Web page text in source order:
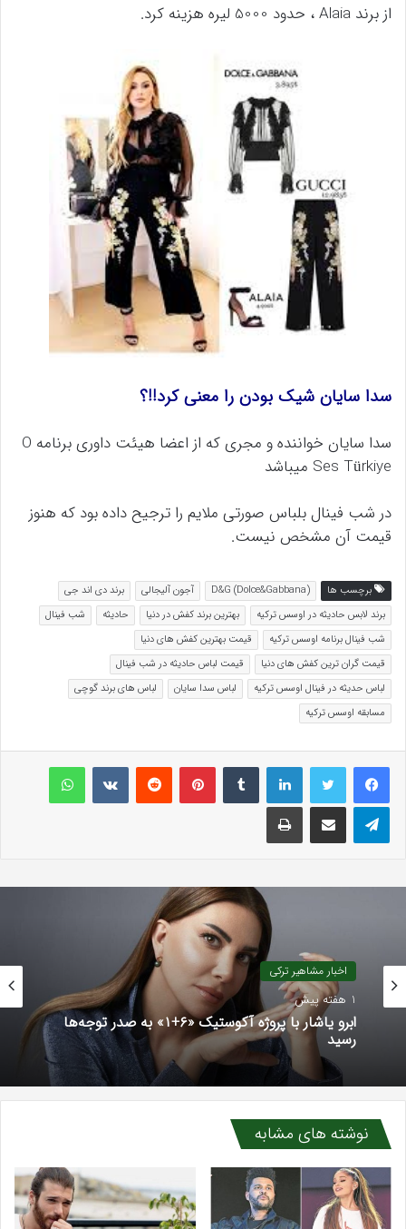
از برند Alaia ، حدود 5000 لیره هزینه کرد.
سدا سایان شیک بودن را معنی کرد!!؟
سدا سایان خواننده و مجری که از اعضا هیئت داوری برنامه O
Ses Türkiye میباشد
در شب فینال بلباس صورتی ملایم را ترجیح داده بود که هنوز
قیمت آن مشخص نیست.
برچسب ها D&G (Dolce&Gabbana) آجون آلیجالی
برند دی اند جی
برند لابس حادیثه در اوسس ترکیه
بهترین برند کفش در دنیا حادیثه
شب فینال
شب فینال برنامه اوسس ترکیه
قیمت بهترین کفش های دنیا
قیمت گران ترین کفش های دنیا
قیمت لباس حادیثه در شب فینال
لباس حدیثه در فینال اوسس ترکیه
لباس سدا سایان
لباس های برند گوچی
مسابقه اوسس ترکیه
لینکداینتامبلر پینتریستReddit
VKontakteواتس آپ
تلگرام اشتراک گذاری با ایمیل چاپ
اخبار مشاهیر ترکی
1 هفته پیش
ابرو یاشار با پروژه آکوستیک «۶+۱» به صدر توجه‌ها
رسید
نوشته های مشابه